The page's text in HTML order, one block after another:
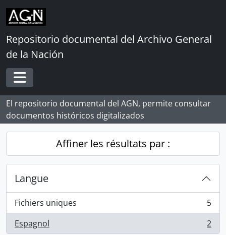
Skip to main content
Repositorio documental del Archivo General
de la Nación
Toggle navigation
El repositorio documental del AGN, permite consultar
documentos históricos digitalizados
Affiner les résultats par :
Langue
Fichiers uniques
, 5 résultats
5
Espagnol
, 2 résultats 2